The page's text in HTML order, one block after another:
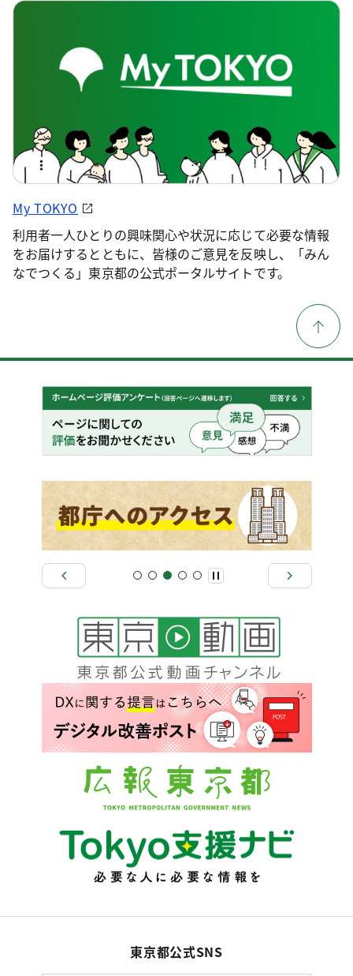
My TOKYO
利用者一人ひとりの興味関心や状況に応じて必要な情報
をお届けするとともに、皆様のご意見を反映し、「みん
なでつくる」東京都の公式ポータルサイトです。
東京都公式SNS